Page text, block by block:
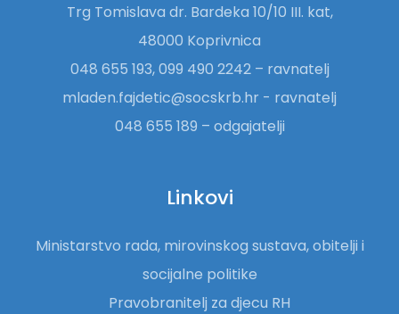
Trg Tomislava dr. Bardeka 10/10 III. kat,
48000 Koprivnica
048 655 193, 099 490 2242 – ravnatelj
mladen.fajdetic@socskrb.hr - ravnatelj
048 655 189 – odgajatelji
Linkovi
Ministarstvo rada, mirovinskog sustava, obitelji i
socijalne politike
Pravobranitelj za djecu RH